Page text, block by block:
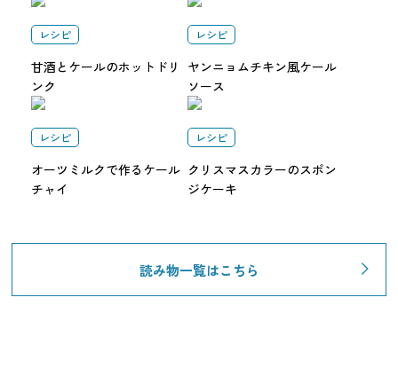
レシピ
甘酒とケールのホットドリ
ンク
レシピ
ヤンニョムチキン風ケール
ソース
レシピ
オーツミルクで作るケール
チャイ
レシピ
クリスマスカラーのスポン
ジケーキ
読み物一覧はこちら